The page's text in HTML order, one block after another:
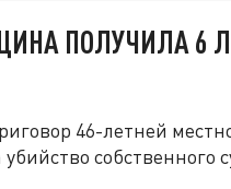
ПОЛУЧИЛА 6
46-летней
собственного